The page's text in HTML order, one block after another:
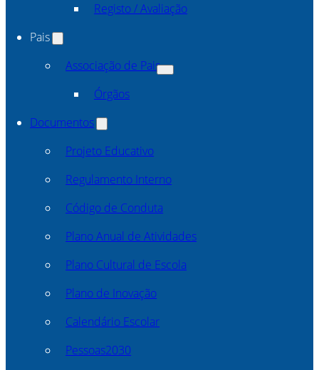
Registo / Avaliação
Pais
Associação de Pais
Órgãos
Documentos
Projeto Educativo
Regulamento Interno
Código de Conduta
Plano Anual de Atividades
Plano Cultural de Escola
Plano de Inovação
Calendário Escolar
Pessoas2030